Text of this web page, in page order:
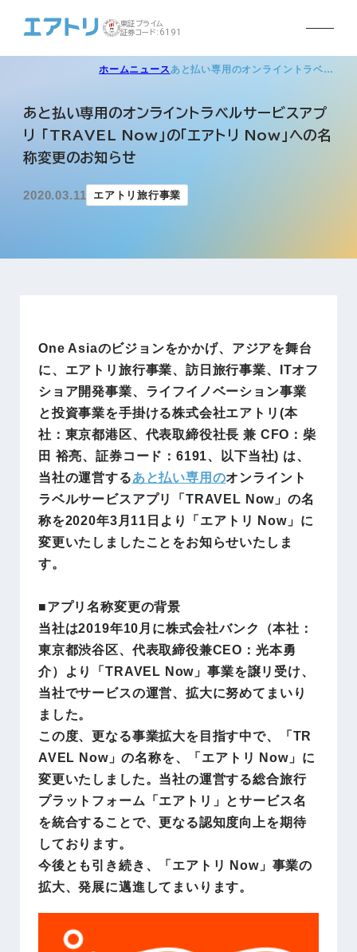
東証プライム
証券コード:6191
ホームニュース あと払い専用のオンライントラベ…
あと払い専用のオンライントラベルサービスアプ
リ 「TRAVEL Now」の「エアトリ Now」への名
称変更のお知らせ
2020.03.11 エアトリ旅行事業
One Asiaのビジョンをかかげ、アジアを舞台
に、エアトリ旅行事業、訪日旅行事業、ITオフ
ショア開発事業、ライフイノベーション事業
と投資事業を手掛ける株式会社エアトリ(本
社：東京都港区、代表取締役社長 兼 CFO：柴
田 裕亮、証券コード：6191、以下当社) は、
当社の運営するあと払い専用のオンライント
ラベルサービスアプリ「TRAVEL Now」の名
称を2020年3月11日より「エアトリ Now」に
変更いたしましたことをお知らせいたしま
す。
■アプリ名称変更の背景
当社は2019年10月に株式会社バンク（本社：
東京都渋谷区、代表取締役兼CEO：光本勇
介）より「TRAVEL Now」事業を譲リ受け、
当社でサービスの運営、拡大に努めてまいり
ました。
この度、更なる事業拡大を目指す中で、「TR
AVEL Now」の名称を、「エアトリ Now」に
変更いたしました。当社の運営する総合旅行
プラットフォーム「エアトリ」とサービス名
を統合することで、更なる認知度向上を期待
しております。
今後とも引き続き、「エアトリ Now」事業の
拡大、発展に邁進してまいります。